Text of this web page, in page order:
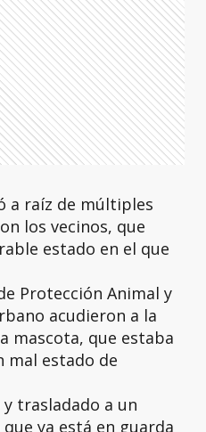
a raíz de múltiples
los vecinos, que
estado en el que
Protección Animal y
acudieron a la
mascota, que estaba
mal estado de
trasladado a un
ya está en guarda